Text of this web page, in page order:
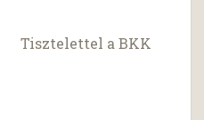
a BKK